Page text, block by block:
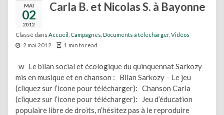
MAI
02
2012
Carla B. et Nicolas S. à Bayonne
Classé dans Accueil Campagnes Documents à télecharger, Vidéos
2 mai 2012
1 min to read
w Le bilan social et écologique du quinquennat Sarkozy
mis en musique et en chanson : Bilan Sarkozy – Le jeu
(cliquez sur l’icone pour télécharger): Chanson Carla
(cliquez sur l’icone pour télécharger): Jeu d’éducation
populaire libre de droits, n’hésitez pas à le reproduire